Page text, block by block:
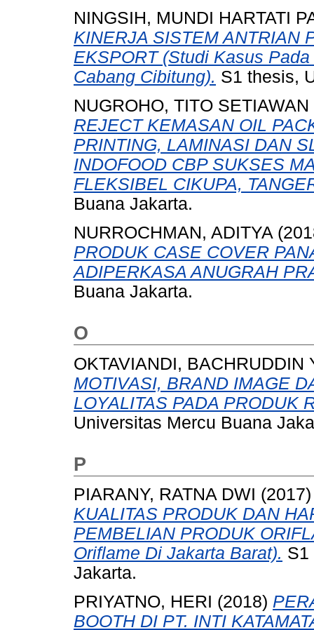
NINGSIH, MUNDI HARTATI
KINERJA SISTEM ANTRIAN
EKSPORT (Studi Kasus
Cabang Cibitung). S1 thesis,
NUGROHO, TITO SETIAWAN
REJECT KEMASAN OIL
PRINTING, LAMINASI DAN
INDOFOOD CBP SUKSES
FLEKSIBEL CIKUPA,
Buana Jakarta.
NURROCHMAN, ADITYA
PRODUK CASE COVER
ADIPERKASA ANUGRAH
Buana Jakarta.
O
OKTAVIANDI, BACHRUDDIN
MOTIVASI, BRAND IMAGE
LOYALITAS PADA PRODUK
Universitas Mercu Buana
P
PIARANY, RATNA DWI
KUALITAS PRODUK DAN
PEMBELIAN PRODUK
Oriflame Di Jakarta Barat). S1
Jakarta.
PRIYATNO, HERI (2018)
BOOTH DI PT. INTI